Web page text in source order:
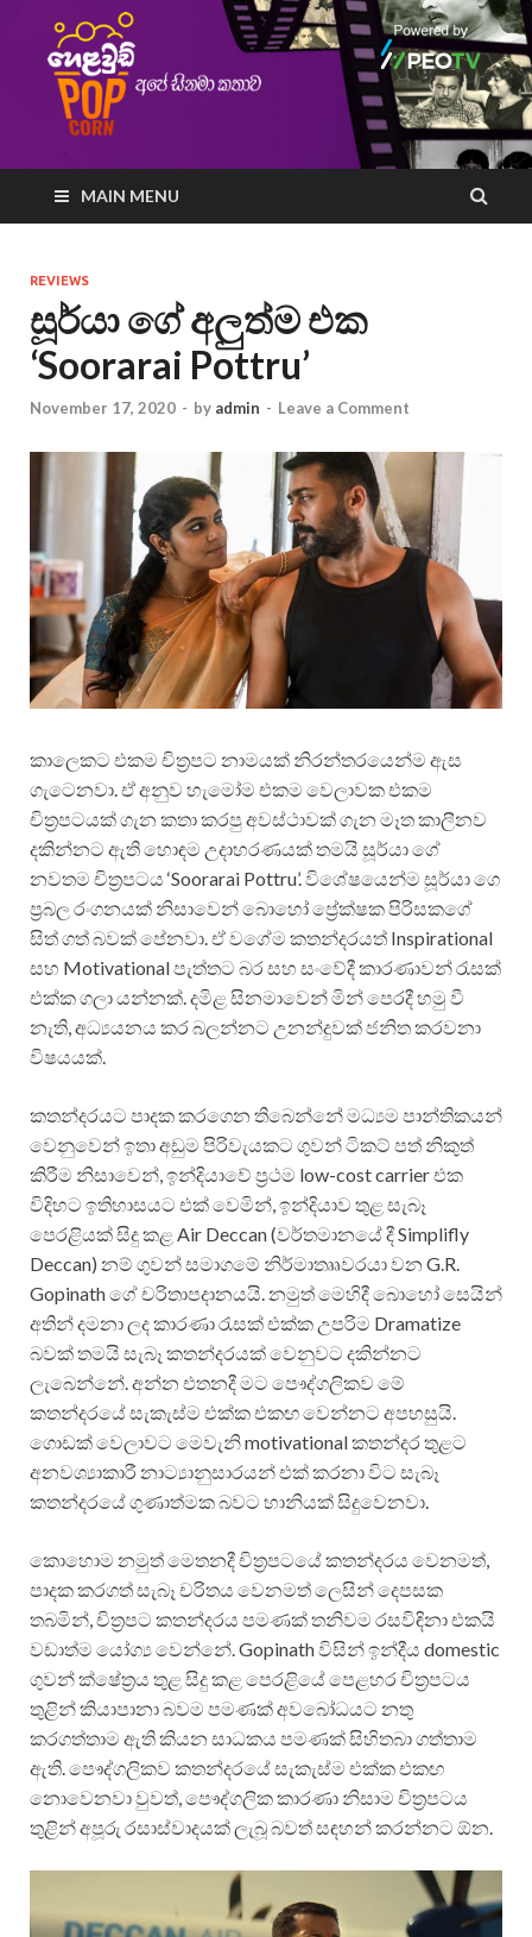
MAIN MENU
REVIEWS
සූර්යා ගේ අලුත්ම එක
‘Soorarai Pottru’
November 17, 2020 - by admin - Leave a Comment
කාලෙකට එකම චිත්‍රපට නාමයක් නිරන්තරයෙන්ම ඇස
ගැටෙනවා. ඒ අනුව හැමෝම එකම වෙලාවක එකම
චිත්‍රපටයක් ගැන කතා කරපු අවස්ථාවක් ගැන මෑත කාලීනව
දකින්නට ඇති හොඳම උදාහරණයක් තමයි සූර්යා ගේ
නවතම චිත්‍රපටය ‘Soorarai Pottru’. විශේෂයෙන්ම සූර්යා ගෙ
ප්‍රබල රංගනයක් නිසාවෙන් බොහෝ ප්‍රේක්ෂක පිරිසකගේ
සිත් ගත් බවක් පේනවා. ඒ වගේම කතන්දරයත් Inspirational
සහ Motivational පැත්තට බර සහ සංවේදී කාරණාවන් රැසක්
එක්ක ගලා යන්නක්. දමිළ සිනමාවෙන් මින් පෙරදී හමු වී
නැති, අධ්‍යයනය කර බලන්නට උනන්දුවක් ජනිත කරවනා
විෂයයක්.
කතන්දරයට පාදක කරගෙන තිබෙන්නේ මධ්‍යම පාන්තිකයන්
වෙනුවෙන් ඉතා අඩුම පිරිවැයකට ගුවන් ටිකට් පත් නිකුත්
කිරීම නිසාවෙන්, ඉන්දියාවේ ප්‍රථම low-cost carrier එක
විදිහට ඉතිහාසයට එක් වෙමින්, ඉන්දියාව තුළ සැබෑ
පෙරළියක් සිදු කළ Air Deccan (වර්තමානයේ දී Simplifly
Deccan) නම් ගුවන් සමාගමේ නිර්මාතෲවරයා වන G.R.
Gopinath ගේ චරිතාපදානයයි. නමුත් මෙහිදී බොහෝ සෙයින්
අතින් දමනා ලද කාරණා රැසක් එක්ක උපරිම Dramatize
බවක් තමයි සැබෑ කතන්දරයක් වෙනුවට දකින්නට
ලැබෙන්නේ. අන්න එතනදී මට පෞද්ගලිකව මේ
කතන්දරයේ සැකැස්ම එක්ක එකඟ වෙන්නට අපහසුයි.
ගොඩක් වෙලාවට මෙවැනි motivational කතන්දර තුළට
අනවශ්‍යාකාරී නාට්‍යානුසාරයන් එක් කරනා විට සැබෑ
කතන්දරයේ ගුණාත්මක බවට හානියක් සිදුවෙනවා.
කොහොම නමුත් මෙතනදී චිත්‍රපටයේ කතන්දරය වෙනමත්,
පාදක කරගත් සැබෑ චරිතය වෙනමත් ලෙසින් දෙපසක
තබමින්, චිත්‍රපට කතන්දරය පමණක් තනිවම රසවිඳිනා එකයි
වඩාත්ම යෝග්‍ය වෙන්නේ. Gopinath විසින් ඉන්දීය domestic
ගුවන් ක්ෂේත්‍රය තුළ සිදු කළ පෙරළියේ පෙළහර චිත්‍රපටය
තුළින් කියාපානා බවම පමණක් අවබෝධයට නතු
කරගත්තාම ඇති කියන සාධකය පමණක් සිහිතබා ගත්තාම
ඇති. පෞද්ගලිකව කතන්දරයේ සැකැස්ම එක්ක එකඟ
නොවෙනවා වුවත්, පෞද්ගලික කාරණා නිසාම චිත්‍රපටය
තුළින් අපූරු රසාස්වාදයක් ලැබූ බවත් සඳහන් කරන්නට ඕන.